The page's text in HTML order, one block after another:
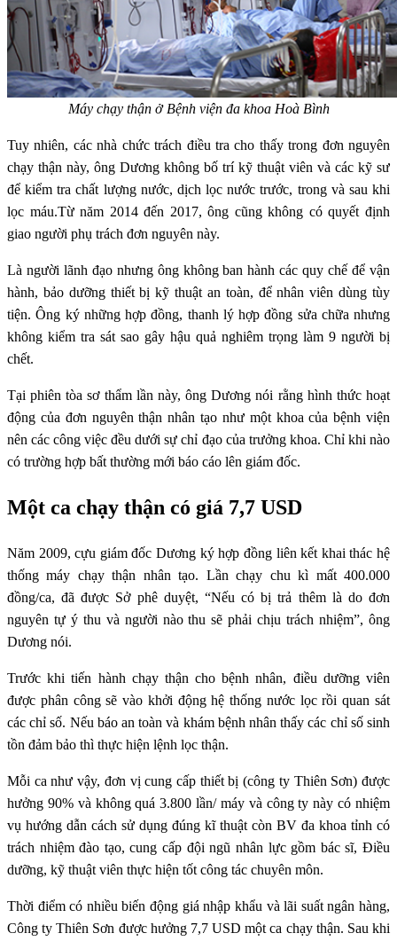
Máy chạy thận ở Bệnh viện đa khoa Hoà Bình
Tuy nhiên, các nhà chức trách điều tra cho thấy trong đơn nguyên
chạy thận này, ông Dương không bố trí kỹ thuật viên và các kỹ sư
để kiểm tra chất lượng nước, dịch lọc nước trước, trong và sau khi
lọc máu.Từ năm 2014 đến 2017, ông cũng không có quyết định
giao người phụ trách đơn nguyên này.
Là người lãnh đạo nhưng ông không ban hành các quy chế để vận
hành, bảo dưỡng thiết bị kỹ thuật an toàn, để nhân viên dùng tùy
tiện. Ông ký những hợp đồng, thanh lý hợp đồng sửa chữa nhưng
không kiểm tra sát sao gây hậu quả nghiêm trọng làm 9 người bị
chết.
Tại phiên tòa sơ thẩm lần này, ông Dương nói rằng hình thức hoạt
động của đơn nguyên thận nhân tạo như một khoa của bệnh viện
nên các công việc đều dưới sự chỉ đạo của trưởng khoa. Chỉ khi nào
có trường hợp bất thường mới báo cáo lên giám đốc.
Một ca chạy thận có giá 7,7 USD
Năm 2009, cựu giám đốc Dương ký hợp đồng liên kết khai thác hệ
thống máy chạy thận nhân tạo. Lần chạy chu kì mất 400.000
đồng/ca, đã được Sở phê duyệt, “Nếu có bị trả thêm là do đơn
nguyên tự ý thu và người nào thu sẽ phải chịu trách nhiệm”, ông
Dương nói.
Trước khi tiến hành chạy thận cho bệnh nhân, điều dưỡng viên
được phân công sẽ vào khởi động hệ thống nước lọc rồi quan sát
các chỉ số. Nếu báo an toàn và khám bệnh nhân thấy các chỉ số sinh
tồn đảm bảo thì thực hiện lệnh lọc thận.
Mỗi ca như vậy, đơn vị cung cấp thiết bị (công ty Thiên Sơn) được
hưởng 90% và không quá 3.800 lần/ máy và công ty này có nhiệm
vụ hướng dẫn cách sử dụng đúng kĩ thuật còn BV đa khoa tỉnh có
trách nhiệm đào tạo, cung cấp đội ngũ nhân lực gồm bác sĩ, Điều
dưỡng, kỹ thuật viên thực hiện tốt công tác chuyên môn.
Thời điểm có nhiều biến động giá nhập khẩu và lãi suất ngân hàng,
Công ty Thiên Sơn được hưởng 7,7 USD một ca chạy thận. Sau khi